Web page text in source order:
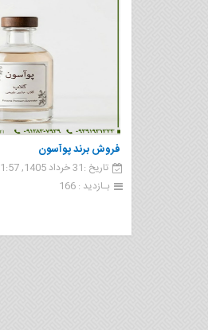
فروش برند پوآسون
تاریخ :31 خرداد 1405, 11:57
بـازدید : 166